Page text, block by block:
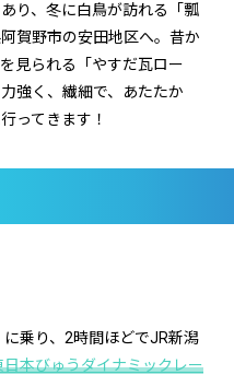
り、冬に白鳥が訪れる「瓢
賀野市の安田地区へ。昔か
見られる「やすだ瓦ロー
強く、繊細で、あたたか
ってきます！
乗り、2時間ほどでJR新潟
日本びゅうダイナミックレー